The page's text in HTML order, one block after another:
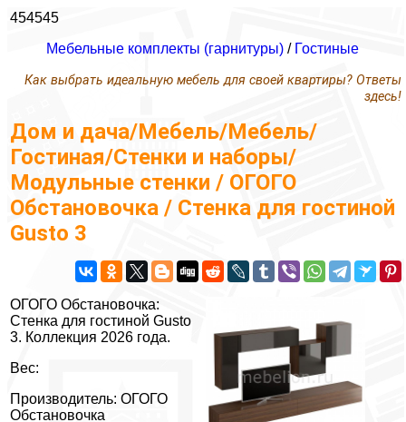
454545
Мебельные комплекты (гарнитуры) / Гостиные
Как выбрать идеальную мебель для своей квартиры? Ответы
здесь!
Дом и дача/Мебель/Мебель/
Гостиная/Стенки и наборы/
Модульные стенки / ОГОГО
Обстановочка / Стенка для гостиной
Gusto 3
ОГОГО Обстановочка:
Стенка для гостиной Gusto
3. Коллекция 2026 года.
Вес:
Производитель: ОГОГО
Обстановочка